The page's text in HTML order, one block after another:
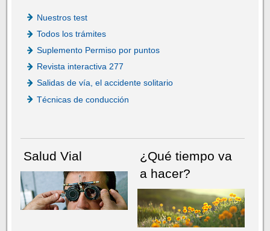
Nuestros test
Todos los trámites
Suplemento Permiso por puntos
Revista interactiva 277
Salidas de vía, el accidente solitario
Técnicas de conducción
Salud Vial
¿Qué tiempo va
a hacer?